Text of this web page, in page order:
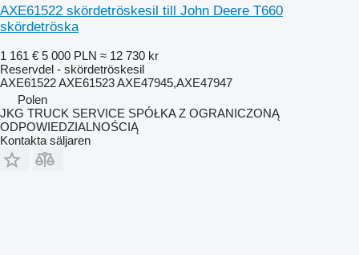
AXE61522 skördetröskesil till John Deere T660
skördetröska
1 161 € 5 000 PLN ≈ 12 730 kr
Reservdel - skördetröskesil
AXE61522 AXE61523 AXE47945,AXE47947
Polen
JKG TRUCK SERVICE SPÓŁKA Z OGRANICZONĄ
ODPOWIEDZIALNOŚCIĄ
Kontakta säljaren